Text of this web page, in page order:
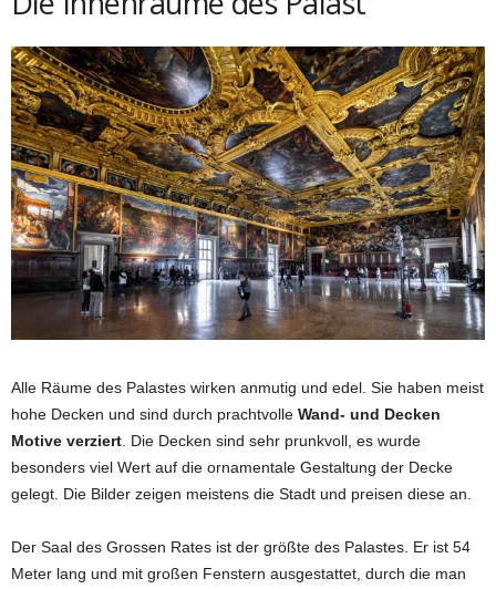
Alle Räume des Palastes wirken anmutig und edel. Sie haben meist
hohe Decken und sind durch prachtvolle Wand- und Decken
Motive verziert . Die Decken sind sehr prunkvoll, es wurde
besonders viel Wert auf die ornamentale Gestaltung der Decke
gelegt. Die Bilder zeigen meistens die Stadt und preisen diese an.
Der Saal des Grossen Rates ist der größte des Palastes. Er ist 54
Meter lang und mit großen Fenstern ausgestattet, durch die man